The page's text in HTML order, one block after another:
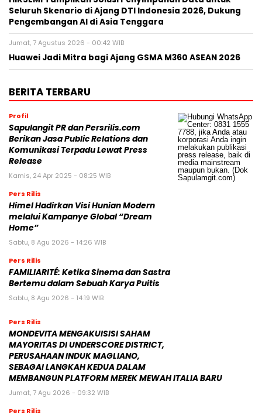
Seluruh Skenario di Ajang DTI Indonesia 2026, Dukung
Pengembangan AI di Asia Tenggara
Jumat, 7 Agustus 2026 - 00:42 WIB
Huawei Jadi Mitra bagi Ajang GSMA M360 ASEAN 2026
BERITA TERBARU
Profil
Sapulangit PR dan Persrilis.com
Berikan Jasa Public Relations dan
Komunikasi Terpadu Lewat Press
Release
Kamis, 24 Apr 2025 - 08:25 WIB
Pers Rilis
Himel Hadirkan Visi Hunian Modern
melalui Kampanye Global “Dream
Home”
Sabtu, 8 Agu 2026 - 14:26 WIB
Pers Rilis
FAMILIARITÉ: Ketika Sinema dan Sastra
Bertemu dalam Sebuah Karya Puitis
Sabtu, 8 Agu 2026 - 14:19 WIB
Pers Rilis
MONDEVITA MENGAKUISISI SAHAM
MAYORITAS DI UNDERSCORE DISTRICT,
PERUSAHAAN INDUK MAGLIANO,
SEBAGAI LANGKAH KEDUA DALAM
MEMBANGUN PLATFORM MEREK MEWAH ITALIA BARU
Jumat, 7 Agu 2026 - 09:32 WIB
Pers Rilis